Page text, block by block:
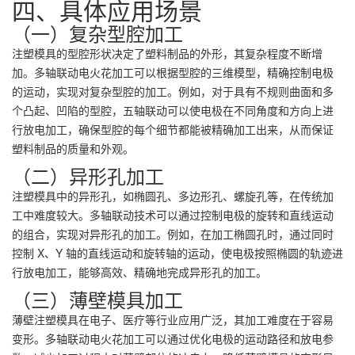
四、具体应用场景
（一）复杂型腔加工
注塑模具的型腔形状决定了塑料制品的外形，其复杂程度不断增
加。多轴联动电火花加工可以根据型腔的三维模型，精确控制电极
的运动，实现对复杂型腔的加工。例如，对于具有不规则曲面和多
个凸起、凹陷的型腔，五轴联动可以使电极在不同角度和方向上进
行放电加工，确保型腔的每个细节都能被精确加工出来，从而保证
塑料制品的质量和外观。
（二）异形孔加工
注塑模具中的异形孔，如椭圆孔、多边形孔、螺旋孔等，在传统加
工中难度较大。多轴联动技术可以通过控制电极的旋转和直线运动
的组合，实现对异形孔的加工。例如，在加工椭圆孔时，通过同时
控制 X、Y 轴的直线运动和旋转轴的运动，使电极按照椭圆的轨迹进
行放电加工，能够高效、精确地完成异形孔的加工。
（三）薄壁模具加工
薄壁注塑模具在电子、医疗等行业应用广泛，其加工难度在于容易
变形。多轴联动电火花加工可以通过优化电极的运动路径和放电参